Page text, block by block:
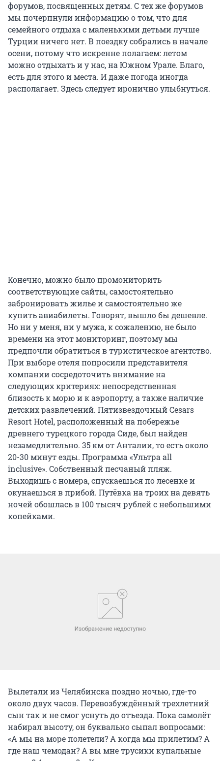
форумов, посвященных детям. С тех же форумов
мы почерпнули информацию о том, что для
семейного отдыха с маленькими детьми лучше
Турции ничего нет. В поездку собрались в начале
осени, потому что искренне полагаем: летом
можно отдыхать и у нас, на Южном Урале. Благо,
есть для этого и места. И даже погода иногда
располагает. Здесь следует иронично улыбнуться.
Конечно, можно было промониторить
соответствующие сайты, самостоятельно
забронировать жилье и самостоятельно же
купить авиабилеты. Говорят, вышло бы дешевле.
Но ни у меня, ни у мужа, к сожалению, не было
времени на этот мониторинг, поэтому мы
предпочли обратиться в туристическое агентство.
При выборе отеля попросили представителя
компании сосредоточить внимание на
следующих критериях: непосредственная
близость к морю и к аэропорту, а также наличие
детских развлечений. Пятизвездочный Cesars
Resort Hotel, расположенный на побережье
древнего турецкого города Сиде, был найден
незамедлительно. 35 км от Анталии, то есть около
20-30 минут езды. Программа «Ультра all
inclusive». Собственный песчаный пляж.
Выходишь с номера, спускаешься по лесенке и
окунаешься в прибой. Путёвка на троих на девять
ночей обошлась в 100 тысяч рублей с небольшими
копейками.
Вылетали из Челябинска поздно ночью, где-то
около двух часов. Перевозбуждённый трехлетний
сын так и не смог уснуть до отъезда. Пока самолёт
набирал высоту, он буквально сыпал вопросами:
«А мы на море полетели? А когда мы прилетим? А
где наш чемодан? А вы мне трусики купальные